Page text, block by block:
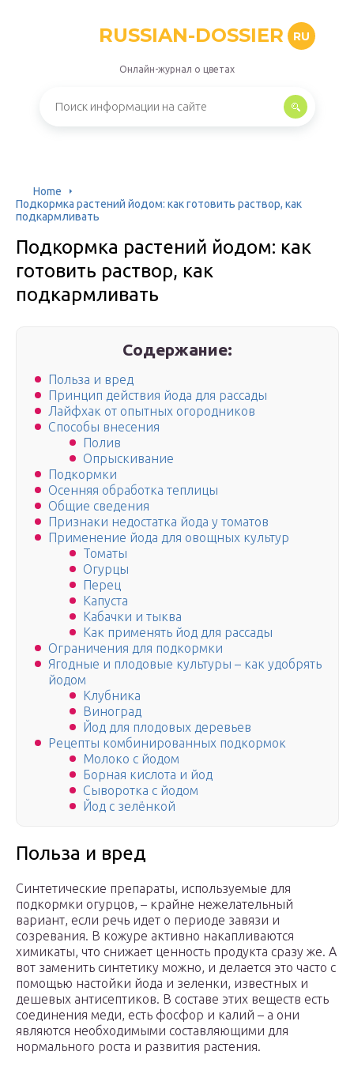
RUSSIAN-DOSSIER RU
Онлайн-журнал о цветах
Home
Подкормка растений йодом: как готовить раствор, как
подкармливать
Подкормка растений йодом: как
готовить раствор, как
подкармливать
Содержание:
Польза и вред
Принцип действия йода для рассады
Лайфхак от опытных огородников
Способы внесения
Полив
Опрыскивание
Подкормки
Осенняя обработка теплицы
Общие сведения
Признаки недостатка йода у томатов
Применение йода для овощных культур
Томаты
Огурцы
Перец
Капуста
Кабачки и тыква
Как применять йод для рассады
Ограничения для подкормки
Ягодные и плодовые культуры – как удобрять
йодом
Клубника
Виноград
Йод для плодовых деревьев
Рецепты комбинированных подкормок
Молоко с йодом
Борная кислота и йод
Сыворотка с йодом
Йод с зелёнкой
Польза и вред
Синтетические препараты, используемые для
подкормки огурцов, – крайне нежелательный
вариант, если речь идет о периоде завязи и
созревания. В кожуре активно накапливаются
химикаты, что снижает ценность продукта сразу же. А
вот заменить синтетику можно, и делается это часто с
помощью настойки йода и зеленки, известных и
дешевых антисептиков. В составе этих веществ есть
соединения меди, есть фосфор и калий – а они
являются необходимыми составляющими для
нормального роста и развития растения.